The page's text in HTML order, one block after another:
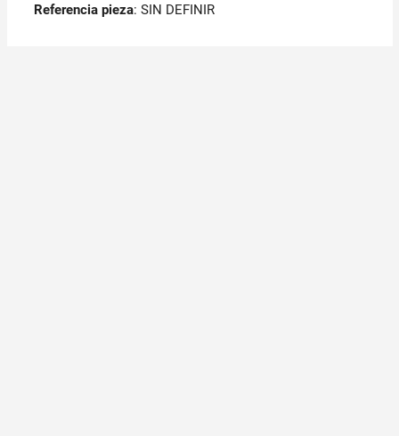
Referencia pieza: SIN DEFINIR